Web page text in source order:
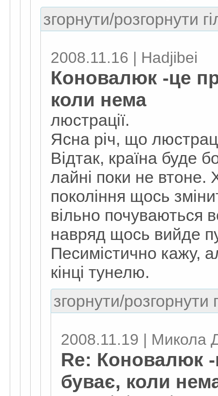
згорнути/розгорнути
2008.11.16 | Hadjibei
Коновалюк -це
коли нема
люстрації.
Ясна річ, що
Відтак, країна буде
лайні поки не
покоління щось
вільно почуваються
навряд щось вийде
Песимістично кажу,
кінці тунелю.
згорнути/розгорнути
2008.11.19 | Микола
Re: Коновалюк
буває, коли